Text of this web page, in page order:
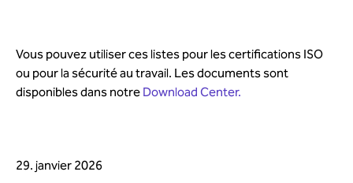
Vous pouvez utiliser ces listes pour les certifications ISO
ou pour la sécurité au travail. Les documents sont
disponibles dans notre Download Center.
29. janvier 2026